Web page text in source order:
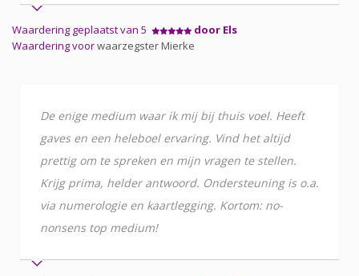
Waardering geplaatst van 5
door Els
Waardering voorwaarzegster Mierke
De enige medium waar ik mij bij thuis voel. Heeft
gaves en een heleboel ervaring. Vind het altijd
prettig om te spreken en mijn vragen te stellen.
Krijg prima, helder antwoord. Ondersteuning is o.a.
via numerologie en kaartlegging. Kortom: no-
nonsens top medium!